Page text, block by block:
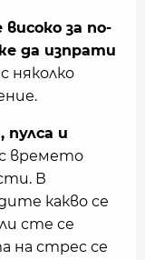
за по-
да изпрати
няколко
пулса и
времето
В
какво се
сте се
на стрес се